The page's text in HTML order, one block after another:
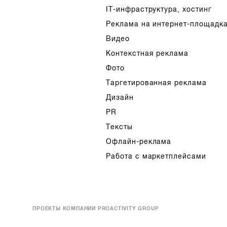
IT-инфраструктура, хостинг
Реклама на интернет-
Видео
Контекстная реклама
Фото
Таргетированная реклама
Дизайн
PR
Тексты
Офлайн-реклама
Работа с маркетплейсами
ПРОЕКТЫ КОМПАНИИ PROACTIVITY GROUP